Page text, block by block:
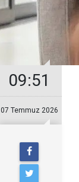
09:51
07 Temmuz 2026